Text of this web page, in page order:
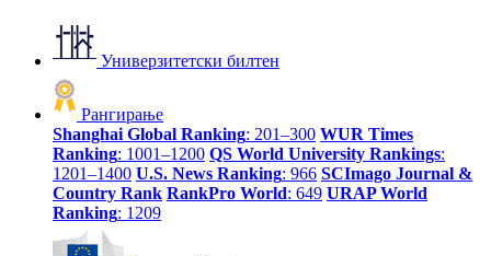
Универзитетски билтен
Рангирање
Shanghai Global Ranking: 201–300 WUR Times
Ranking: 1001–1200 QS World University Rankings:
1201–1400 U.S. News Ranking: 966 SCImago Journal &
Country Rank RankPro World: 649 URAP World
Ranking: 1209